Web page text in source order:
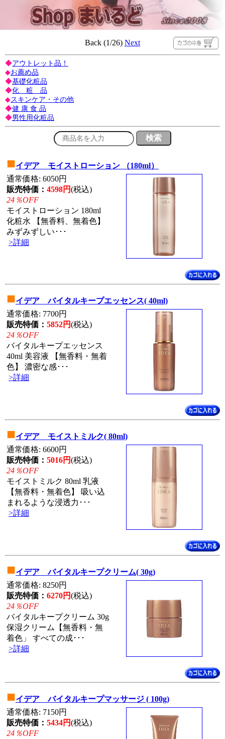
Back (1/26) Next
◆アウトレット品！
◆お薦め品
◆基礎化粧品
◆化 粧 品
◆スキンケア・その他
◆健 康 食 品
◆男性用化粧品
■イデア モイストローション （180ml）
通常価格: 6050円
販売特価： 4598円(税込)
24％OFF
モイストローション 180ml
化粧水 【無香料、無着色】
みずみずしい･･･
>詳細
■イデア バイタルキープエッセンス( 40ml)
通常価格: 7700円
販売特価： 5852円(税込)
24％OFF
バイタルキープエッセンス
40ml 美容液 【無香料・無着
色】 濃密な感･･･
>詳細
■イデア モイストミルク( 80ml)
通常価格: 6600円
販売特価： 5016円(税込)
24％OFF
モイストミルク 80ml 乳液
【無香料・無着色】 吸い込
まれるような浸透力･･･
>詳細
■イデア バイタルキープクリーム( 30g)
通常価格: 8250円
販売特価： 6270円(税込)
24％OFF
バイタルキープクリーム 30g
保湿クリーム【無香料・無
着色」 すべての成･･･
>詳細
■イデア バイタルキープマッサージ ( 100g)
通常価格: 7150円
販売特価： 5434円(税込)
24％OFF